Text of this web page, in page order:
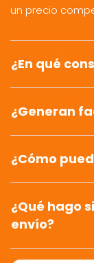
un precio
¿En qué
¿Generan
¿Cómo
¿Qué hago
envío?